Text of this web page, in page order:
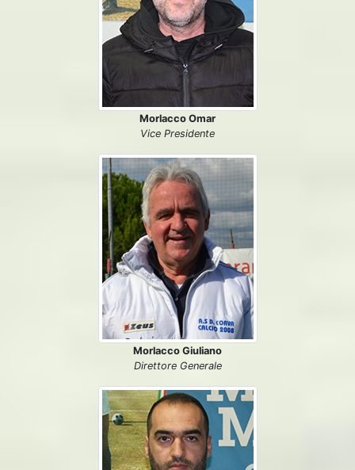
Morlacco Omar
Vice Presidente
Morlacco Giuliano
Direttore Generale